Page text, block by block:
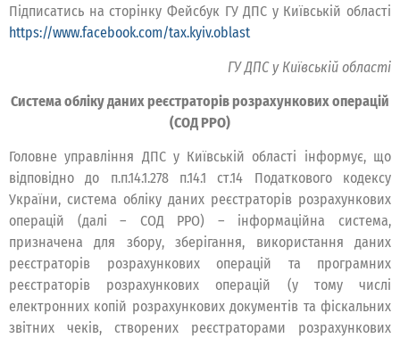
Підписатись на сторінку Фейсбук ГУ ДПС у Київській області
https://www.facebook.com/tax.kyiv.oblast
ГУ ДПС у Київській області
Система обліку даних реєстраторів розрахункових операцій
(СОД РРО)
Головне управління ДПС у Київській області інформує, що
відповідно до п.п.14.1.278 п.14.1 ст.14 Податкового кодексу
України, система обліку даних реєстраторів розрахункових
операцій (далі – СОД РРО) – інформаційна система,
призначена для збору, зберігання, використання даних
реєстраторів розрахункових операцій та програмних
реєстраторів розрахункових операцій (у тому числі
електронних копій розрахункових документів та фіскальних
звітних чеків, створених реєстраторами розрахункових